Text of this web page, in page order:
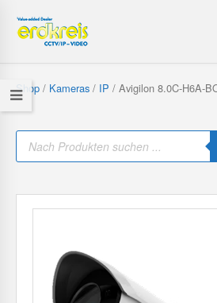
Shop / Kameras / IP / Avigilon 8.0C-H6A-
P
o